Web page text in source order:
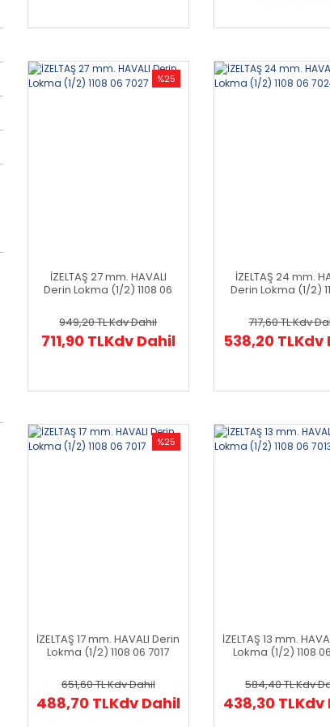
%25
İZELTAŞ 27 mm. HAVALI
Derin Lokma (1/2) 1108 06
949,20 TLKdv Dahil
711,90 TLKdv Dahil
İZELTAŞ 24 mm.
Derin Lokma (1/2)
717,60 TLKdv
538,20 TLKdv
%25
İZELTAŞ 17 mm. HAVALI Derin
Lokma (1/2) 1108 06 7017
651,60 TLKdv Dahil
488,70 TLKdv Dahil
İZELTAŞ 13 mm.
Lokma (1/2) 1108
584,40 TLKdv
438,30 TLKdv